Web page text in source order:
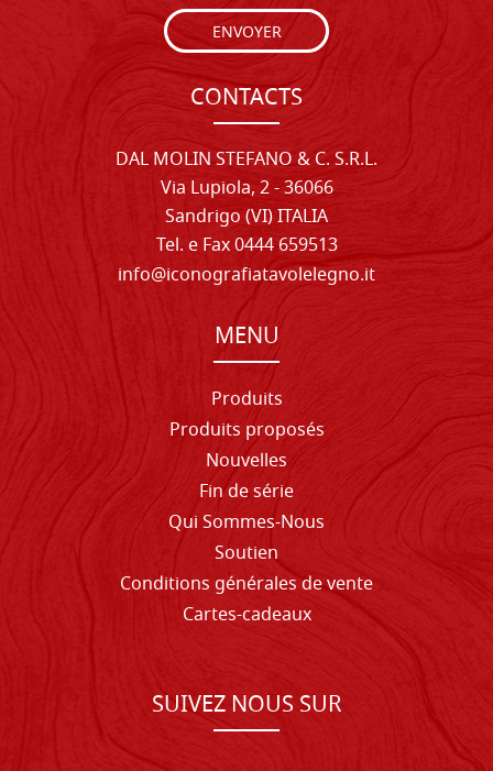
ENVOYER
CONTACTS
DAL MOLIN STEFANO & C. S.R.L.
Via Lupiola, 2 - 36066
Sandrigo (VI) ITALIA
Tel. e Fax 0444 659513
info@iconografiatavolelegno.it
MENU
Produits
Produits proposés
Nouvelles
Fin de série
Qui Sommes-Nous
Soutien
Conditions générales de vente
Cartes-cadeaux
SUIVEZ NOUS SUR